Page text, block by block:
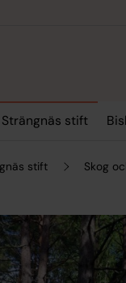
stift
stift Skog